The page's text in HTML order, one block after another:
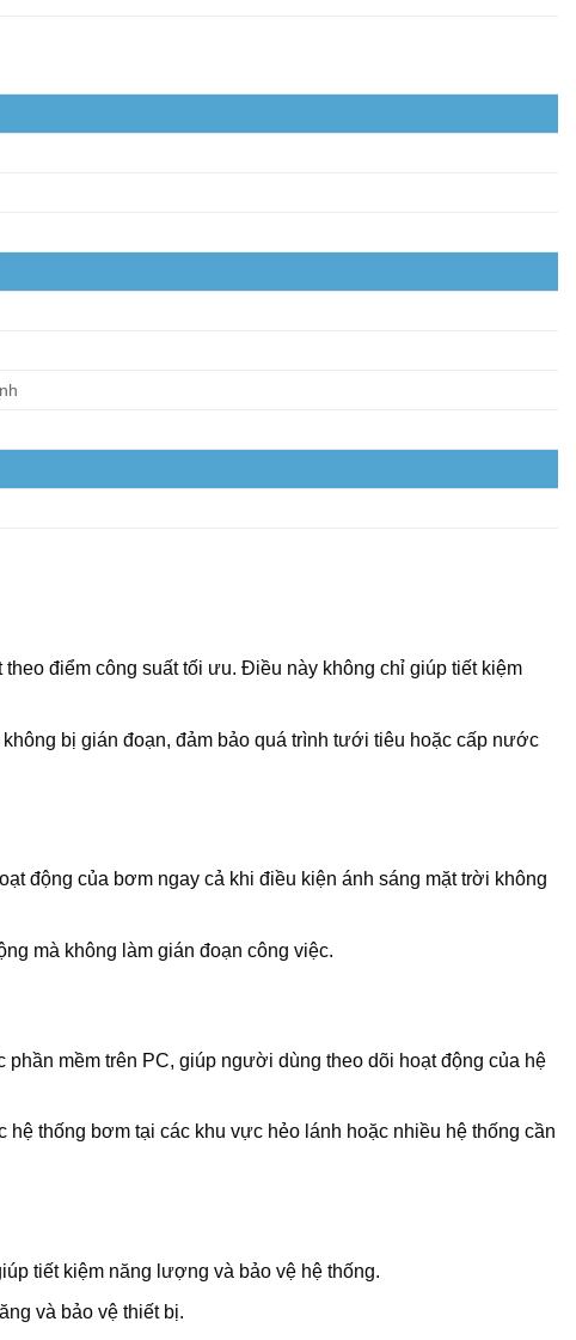
điểm công suất tối ưu. Điều này không chỉ giúp tiết kiệm
bị gián đoạn, đảm bảo quá trình tưới tiêu hoặc cấp nước
động của bơm ngay cả khi điều kiện ánh sáng mặt trời không
mà không làm gián đoạn công việc.
mềm trên PC, giúp người dùng theo dõi hoạt động của hệ
thống bơm tại các khu vực hẻo lánh hoặc nhiều hệ thống cần
tiết kiệm năng lượng và bảo vệ hệ thống.
và bảo vệ thiết bị.